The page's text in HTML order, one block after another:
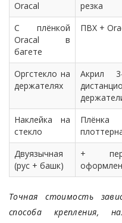
Oracal
резка
С плёнкой
Oracal в
багете
ПВХ +
Оргстекло на
держателях
Акрил
Наклейка на
стекло
Двуязычная
(рус + башк)
+
Точная стоимость
способа крепления,